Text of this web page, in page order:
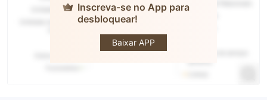
Inscreva-se no App para
desbloquear!
Baixar APP
ZenTrade